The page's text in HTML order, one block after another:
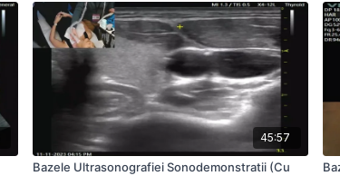
45:57
Bazele Ultrasonografiei Sonodemonstratii (Cu